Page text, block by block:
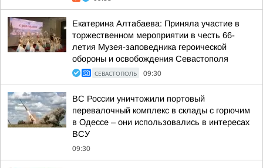
Екатерина Алтабаева: Приняла участие в
торжественном мероприятии в честь 66-
летия Музея-заповедника героической
обороны и освобождения Севастополя
СЕВАСТОПОЛЬ 09:30
ВС России уничтожили портовый
перевалочный комплекс в склады с горючим
в Одессе – они использовались в интересах
ВСУ
09:30